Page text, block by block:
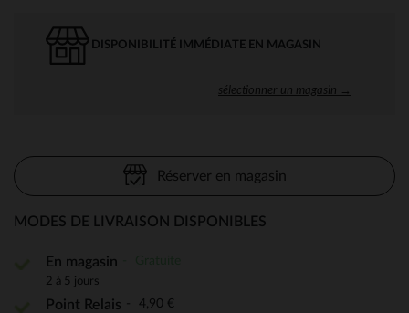
DISPONIBILITÉ IMMÉDIATE EN MAGASIN
sélectionner un magasin →
Réserver en magasin
MODES DE LIVRAISON DISPONIBLES
En magasin
2 à 5 jours
Point Relais 4,90 €